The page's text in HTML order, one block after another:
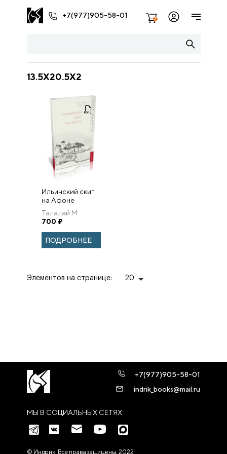
+7(977)905-58-01 2
13.5X20.5X2
Ильинский скит
на Афоне
Талалай М
700 ₽
ПОДРОБНЕЕ
Элементов на странице: 20
МЫ В СОЦИАЛЬНЫХ СЕТЯХ
+7(977)905-58-01
indrik_books@mail.ru
© Индрик. Все права защищены, 2022